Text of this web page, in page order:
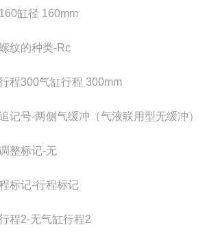
缸径 160mm
纹的种类-Rc
程300气缸行程 300mm
记号-两侧气缓冲（气液联用型无缓冲）
整标记-无
标记-行程标记
程2-无气缸行程2